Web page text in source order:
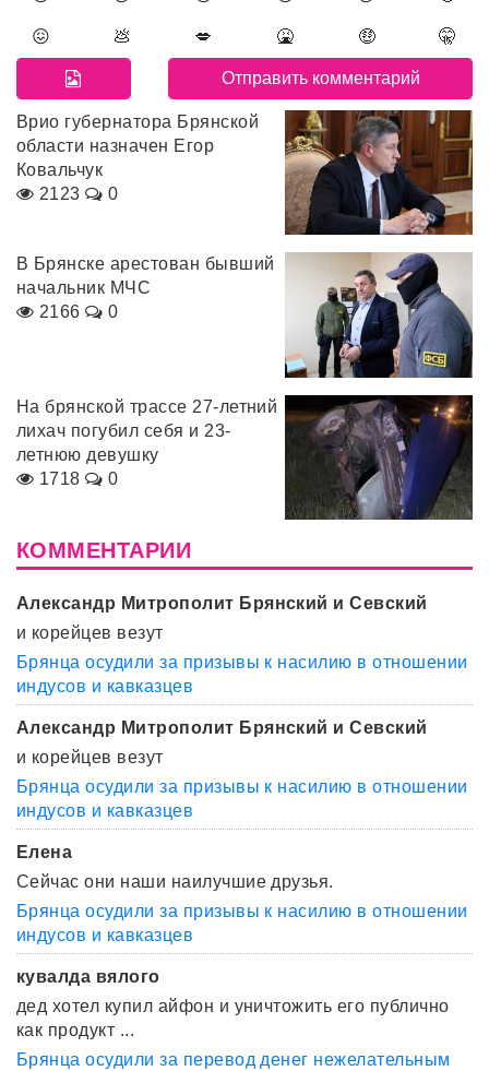
😖 💩 💋 🤮 🤑 🤫
Врио губернатора Брянской
области назначен Егор
Ковальчук
2123
0
В Брянске арестован бывший
начальник МЧС
2166
0
На брянской трассе 27-летний
лихач погубил себя и 23-
летнюю девушку
1718
0
КОММЕНТАРИИ
Александр Митрополит Брянский и Севский
и корейцев везут
Брянца осудили за призывы к насилию в отношении
индусов и кавказцев
Александр Митрополит Брянский и Севский
и корейцев везут
Брянца осудили за призывы к насилию в отношении
индусов и кавказцев
Елена
Сейчас они наши наилучшие друзья.
Брянца осудили за призывы к насилию в отношении
индусов и кавказцев
кувалда вялого
дед хотел купил айфон и уничтожить его публично
как продукт ...
Брянца осудили за перевод денег нежелательным